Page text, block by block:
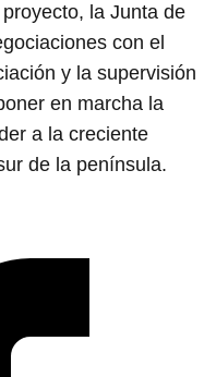
la Junta de
con el
y la supervisión
en marcha la
a la creciente
de la península.